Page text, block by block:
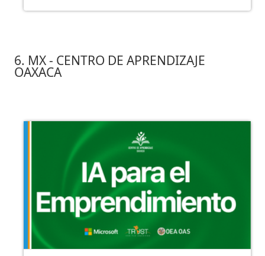
6. MX - CENTRO DE APRENDIZAJE
OAXACA